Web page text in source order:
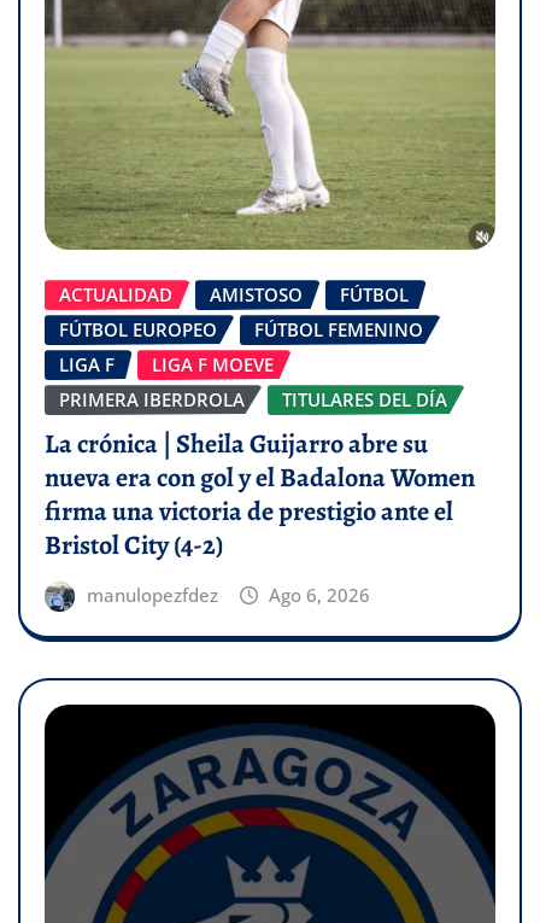
ACTUALIDAD AMISTOSO
FÚTBOL
FÚTBOL EUROPEO
FÚTBOL FEMENINO
LIGA F
LIGA F MOEVE
PRIMERA IBERDROLA
TITULARES DEL DÍA
La crónica | Sheila Guijarro abre su
nueva era con gol y el Badalona Women
firma una victoria de prestigio ante el
Bristol City (4-2)
manulopezfdez Ago 6, 2026